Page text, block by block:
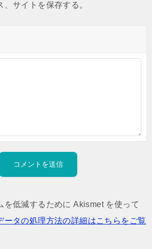
サイトを保存する。
を低減するために Akismet を使って
ータの処理方法の詳細はこちらをご覧